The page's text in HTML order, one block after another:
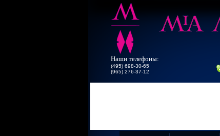
Наши телефоны:
(495) 698-30-65
(965) 276-37-12